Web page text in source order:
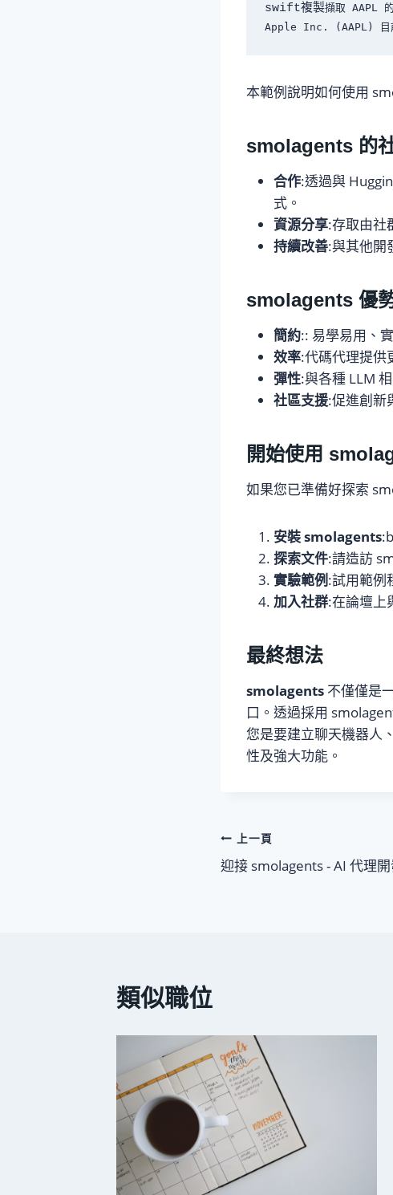
swift複製擷取 AAPL
本範例說明如何使用
smolagents 的
合作:透過與
式。
資源分享:存取由社
持續改善:與其他開
smolagents 優
簡約:: 易學易用、
效率:代碼代理提供
彈性:與各種 LLM
社區支援:促進創新
開始使用
如果您已準備好探索
安裝 smolagents
探索文件:請造訪
實驗範例:試用範例
加入社群:在論壇上
最終想法
smolagents 不僅僅是
口。透過採用
您是要建立聊天機器人
性及強大功能。
文
章
上一頁
迎接 smolagents - AI 代理
類似職位